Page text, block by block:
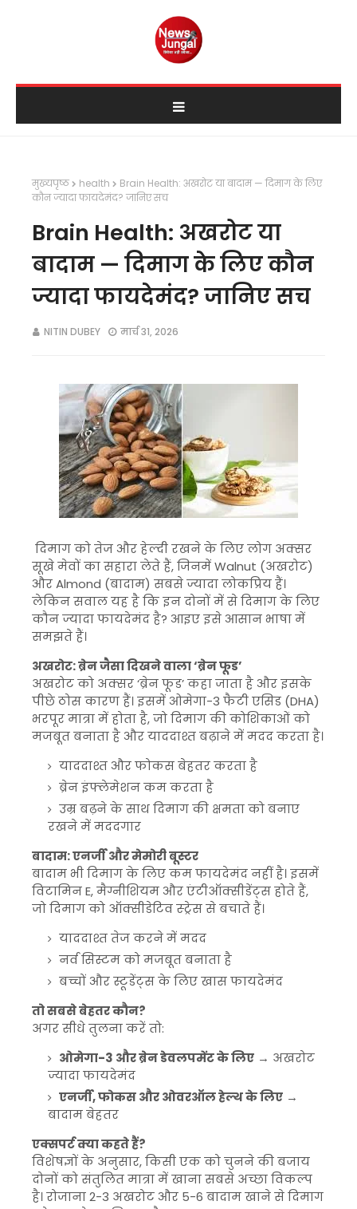
मुख्यपृष्ठ health
Brain Health: अखरोट या बादाम — दिमाग के लिए
कौन ज्यादा फायदेमंद? जानिए सच
Brain Health: अखरोट या
बादाम — दिमाग के लिए कौन
ज्यादा फायदेमंद? जानिए सच
NITIN DUBEY मार्च 31, 2026
दिमाग को तेज और हेल्दी रखने के लिए लोग अक्सर
सूखे मेवों का सहारा लेते हैं, जिनमेंWalnut (अखरोट)
औरAlmond (बादाम) सबसे ज्यादा लोकप्रिय हैं।
लेकिन सवाल यह है कि इन दोनों में से दिमाग के लिए
कौन ज्यादा फायदेमंद है? आइए इसे आसान भाषा में
समझते हैं।
अखरोट: ब्रेन जैसा दिखने वाला ‘ब्रेन फूड’
अखरोट को अक्सर ‘ब्रेन फूड’ कहा जाता है और इसके
पीछे ठोस कारण हैं। इसमें ओमेगा-3 फैटी एसिड (DHA)
भरपूर मात्रा में होता है, जो दिमाग की कोशिकाओं को
मजबूत बनाता है और याददाश्त बढ़ाने में मदद करता है।
याददाश्त और फोकस बेहतर करता है
ब्रेन इंफ्लेमेशन कम करता है
उम्र बढ़ने के साथ दिमाग की क्षमता को बनाए
रखने में मददगार
बादाम: एनर्जी और मेमोरी बूस्टर
बादाम भी दिमाग के लिए कम फायदेमंद नहीं है। इसमें
विटामिन E, मैग्नीशियम और एंटीऑक्सीडेंट्स होते हैं,
जो दिमाग को ऑक्सीडेटिव स्ट्रेस से बचाते हैं।
याददाश्त तेज करने में मदद
नर्व सिस्टम को मजबूत बनाता है
बच्चों और स्टूडेंट्स के लिए खास फायदेमंद
तो सबसे बेहतर कौन?
अगर सीधे तुलना करें तो:
ओमेगा-3 और ब्रेन डेवलपमेंट के लिए → अखरोट
ज्यादा फायदेमंद
एनर्जी, फोकस और ओवरऑल हेल्थ के लिए →
बादाम बेहतर
एक्सपर्ट क्या कहते हैं?
विशेषज्ञों के अनुसार, किसी एक को चुनने की बजाय
दोनों को संतुलित मात्रा में खाना सबसे अच्छा विकल्प
है। रोजाना 2-3 अखरोट और 5-6 बादाम खाने से दिमाग